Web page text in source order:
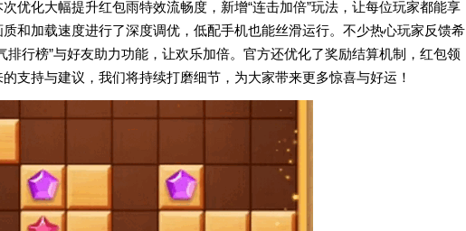
优化大幅提升红包雨特效流畅度，新增“连击加倍”玩法，让每位玩家都能享
和加载速度进行了深度调优，低配手机也能丝滑运行。不少热心玩家反馈希
行榜”与好友助力功能，让欢乐加倍。官方还优化了奖励结算机制，红包领
支持与建议，我们将持续打磨细节，为大家带来更多惊喜与好运！